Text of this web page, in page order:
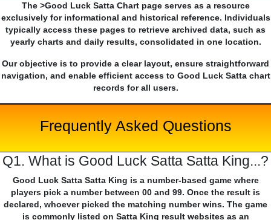
The >Good Luck Satta Chart page serves as a resource
exclusively for informational and historical reference. Individuals
typically access these pages to retrieve archived data, such as
yearly charts and daily results, consolidated in one location.
Our objective is to provide a clear layout, ensure straightforward
navigation, and enable efficient access to Good Luck Satta chart
records for all users.
Frequently Asked Questions
Q1. What is Good Luck Satta Satta King...?
Good Luck Satta Satta King is a number-based game where
players pick a number between 00 and 99. Once the result is
declared, whoever picked the matching number wins. The game
is commonly listed on Satta King result websites as an